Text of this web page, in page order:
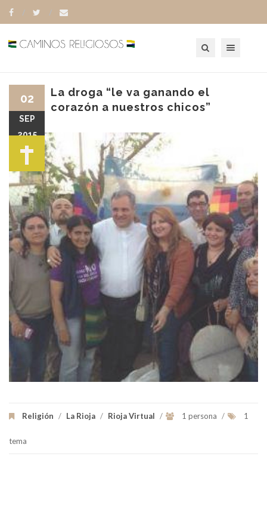
La droga “le va ganando el
corazón a nuestros chicos”
Religión / La Rioja / Rioja Virtual / 1 persona / 1
tema
02
SEP
2015